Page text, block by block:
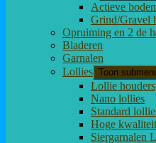
Actieve
Grind/Gravel
Opruiming en 2 de
Bladeren
Garnalen
Lollies Toon
Lollie houders
Nano lollies
Standard
Hoge
Siergarnalen